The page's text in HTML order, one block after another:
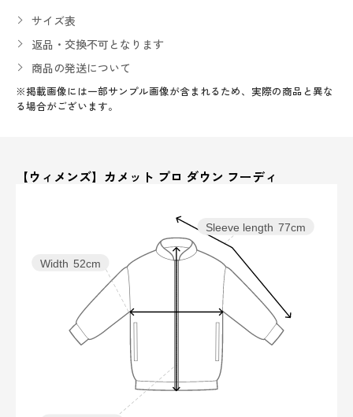
サイズ表
返品・交換不可となります
商品の発送について
※掲載画像には一部サンプル画像が含まれるため、実際の商品と異な
る場合がございます。
【ウィメンズ】カメット プロ ダウン フーディ
Sleeve length 77cm
Width 52cm